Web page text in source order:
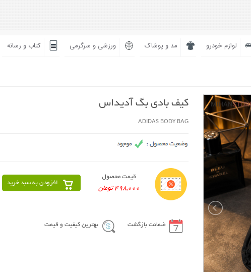
لوازم خودرو مد و پوشاک ورزشی و سرگرمی کتاب و رسانه
کیف بادی بگ آدیداس
ADIDAS BODY BAG
قیمت محصول
498,000 تومان
افزودن به سبد خرید
ضمانت بازگشت بهترین کیفیت و قیمت